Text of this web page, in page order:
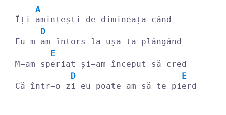
Îți
A
amintești de dimineața când
Eu m-
D
am întors la ușa ta plângând
M-am sp
E
eriat și-am început să cred
Că într-o z
D
i eu poate am să te pi
E
erd